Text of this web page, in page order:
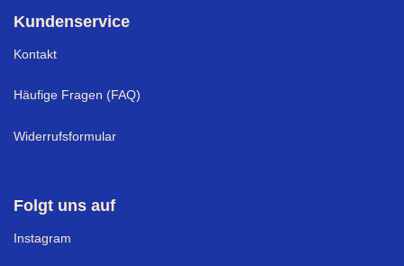
Kundenservice
Kontakt
Häufige Fragen (FAQ)
Widerrufsformular
Folgt uns auf
Instagram